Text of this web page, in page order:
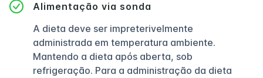
Alimentação via sonda
A dieta deve ser impreterivelmente
administrada em temperatura ambiente.
Mantendo a dieta após aberta, sob
refrigeração. Para a administração da dieta